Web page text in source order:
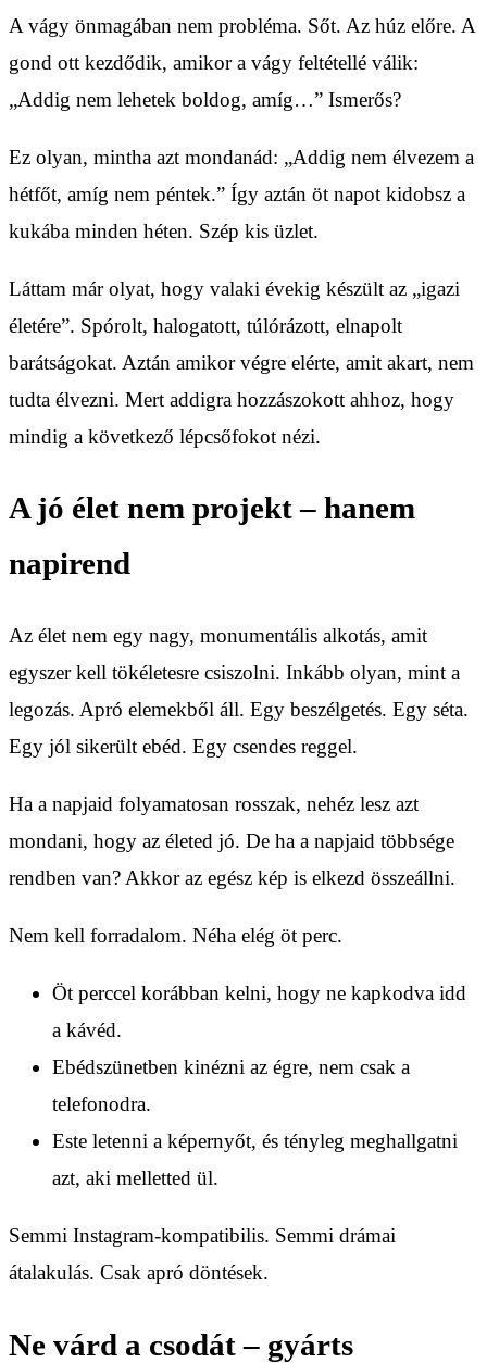
A vágy önmagában nem probléma. Sőt. Az húz előre. A
gond ott kezdődik, amikor a vágy feltétellé válik:
„Addig nem lehetek boldog, amíg…” Ismerős?
Ez olyan, mintha azt mondanád: „Addig nem élvezem a
hétfőt, amíg nem péntek.” Így aztán öt napot kidobsz a
kukába minden héten. Szép kis üzlet.
Láttam már olyat, hogy valaki évekig készült az „igazi
életére”. Spórolt, halogatott, túlórázott, elnapolt
barátságokat. Aztán amikor végre elérte, amit akart, nem
tudta élvezni. Mert addigra hozzászokott ahhoz, hogy
mindig a következő lépcsőfokot nézi.
A jó élet nem projekt – hanem
napirend
Az élet nem egy nagy, monumentális alkotás, amit
egyszer kell tökéletesre csiszolni. Inkább olyan, mint a
legozás. Apró elemekből áll. Egy beszélgetés. Egy séta.
Egy jól sikerült ebéd. Egy csendes reggel.
Ha a napjaid folyamatosan rosszak, nehéz lesz azt
mondani, hogy az életed jó. De ha a napjaid többsége
rendben van? Akkor az egész kép is elkezd összeállni.
Nem kell forradalom. Néha elég öt perc.
Öt perccel korábban kelni, hogy ne kapkodva idd
a kávéd.
Ebédszünetben kinézni az égre, nem csak a
telefonodra.
Este letenni a képernyőt, és tényleg meghallgatni
azt, aki melletted ül.
Semmi Instagram-kompatibilis. Semmi drámai
átalakulás. Csak apró döntések.
Ne várd a csodát – gyárts